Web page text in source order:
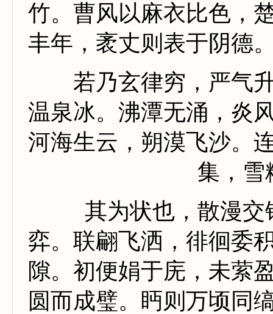
竹。曹风以麻衣比色，
丰年，袤丈则表于阴德
若乃玄律穷，严气升
温泉冰。沸潭无涌，炎
河海生云，朔漠飞沙。
集，雪
其为状也，散漫交
弈。联翩飞洒，徘徊委
隙。初便娟于庑，未萦
圆而成璧。眄则万顷同